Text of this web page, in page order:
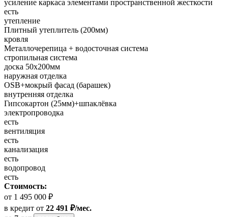
усиление каркаса элементами пространственной жесткости
есть
утепление
Плитный утеплитель (200мм)
кровля
Металлочерепица + водосточная система
стропильная система
доска 50х200мм
наружная отделка
OSB+мокрый фасад (барашек)
внутренняя отделка
Гипсокартон (25мм)+шпаклёвка
электропроводка
есть
вентиляция
есть
канализация
есть
водопровод
есть
Стоимость:
от 1 495 000 ₽
в кредит от 22 491 ₽/мес.